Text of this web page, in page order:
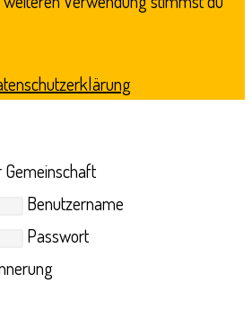
Gemeinschaft
Benutzername
Passwort